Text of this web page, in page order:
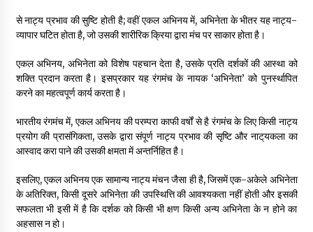
से नाट्य प्रभाव की सुष्टि होती है; वहीं एकल अभिनय में, अभिनेता के भीतर यह नाट्य-
व्यापार घटित होता है, जो उसकी शारीरिक क्रिया द्वारा मंच पर साकार होता है।
एकल अभिनय, अभिनेता को विशेष पहचान देता है, उसके प्रति दर्शकों की आस्था को
शक्ति प्रदान करता है। इसप्रकार यह रंगमंच के नायक ‘अभिनेता’ को पुनर्स्थापित
करने का महत्वपूर्ण कार्य करता है।
भारतीय रंगमंच में, एकल अभिनय की परम्परा काफी वर्षों से है रंगमंच के लिए किसी नाट्य
प्रयोग की प्रासंगिकता, उसके द्वारा संपूर्ण नाट्य प्रभाव की सृष्टि और नाट्‌यकला का
आस्वाद करा पाने की उसकी क्षमता में अन्तर्निहित है।
इसलिए, एकल अभिनय एक सामान्य नाट्य मंचन जैसा ही है, जिसमें एक-अकेले अभिनेता
के अतिरिक्त, किसी दूसरे अभिनेता की उपस्थित्ति की आवश्यकता नहीं होती और इसकी
सफलता भी इसी में है कि दर्शक को किसी भी क्षण किसी अन्य अभिनेता के न होने का
अहसास न हो।